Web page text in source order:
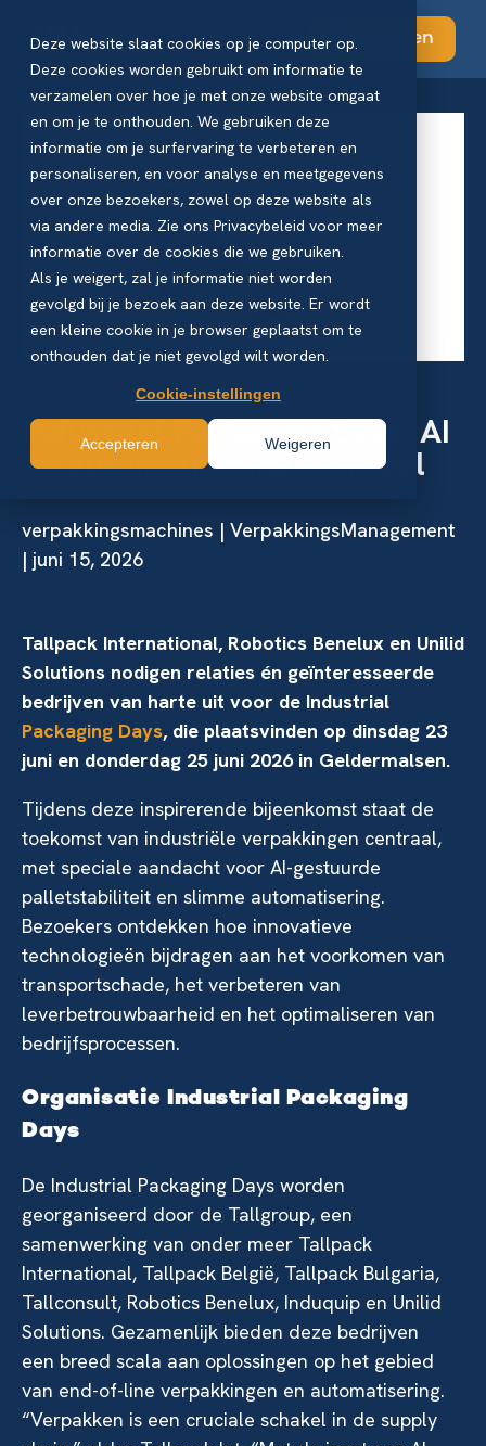
Deze website slaat cookies op je computer op.
Deze cookies worden gebruikt om informatie te
verzamelen over hoe je met onze website omgaat
en om je te onthouden. We gebruiken deze
informatie om je surfervaring te verbeteren en
personaliseren, en voor analyse en meetgegevens
over onze bezoekers, zowel op deze website als
via andere media. Zie ons Privacybeleid voor meer
informatie over de cookies die we gebruiken.
Als je weigert, zal je informatie niet worden
gevolgd bij je bezoek aan deze website. Er wordt
een kleine cookie in je browser geplaatst om te
onthouden dat je niet gevolgd wilt worden.
Cookie-instellingen
Accepteren Weigeren
Abonneren
Industrial Packaging Days: AI
en automatisering centraal
verpakkingsmachines | VerpakkingsManagement
| juni 15, 2026
Tallpack International, Robotics Benelux en Unilid
Solutions nodigen relaties én geïnteresseerde
bedrijven van harte uit voor de Industrial
Packaging Days, die plaatsvinden op dinsdag 23
juni en donderdag 25 juni 2026 in Geldermalsen.
Tijdens deze inspirerende bijeenkomst staat de
toekomst van industriële verpakkingen centraal,
met speciale aandacht voor AI-gestuurde
palletstabiliteit en slimme automatisering.
Bezoekers ontdekken hoe innovatieve
technologieën bijdragen aan het voorkomen van
transportschade, het verbeteren van
leverbetrouwbaarheid en het optimaliseren van
bedrijfsprocessen.
Organisatie Industrial Packaging
Days
De Industrial Packaging Days worden
georganiseerd door de Tallgroup, een
samenwerking van onder meer Tallpack
International, Tallpack België, Tallpack Bulgaria,
Tallconsult, Robotics Benelux, Induquip en Unilid
Solutions. Gezamenlijk bieden deze bedrijven
een breed scala aan oplossingen op het gebied
van end-of-line verpakkingen en automatisering.
“Verpakken is een cruciale schakel in de supply